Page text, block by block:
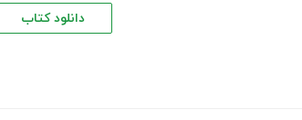
دانلود کتاب